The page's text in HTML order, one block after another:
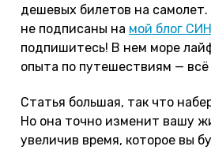
дешевых билетов на
не подписаны на мой блог
подпишитесь! В нем море
опыта по путешествиям — всё
Статья большая, так что
Но она точно изменит вашу
увеличив время, которое вы